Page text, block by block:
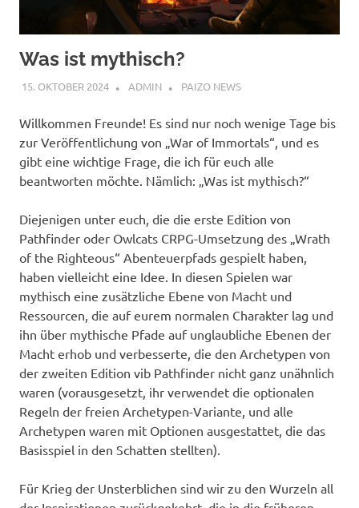
Was ist mythisch?
15. OKTOBER 2024 ADMIN PAIZO NEWS
Willkommen Freunde! Es sind nur noch wenige Tage bis
zur Veröffentlichung von „War of Immortals“, und es
gibt eine wichtige Frage, die ich für euch alle
beantworten möchte. Nämlich: „Was ist mythisch?“
Diejenigen unter euch, die die erste Edition von
Pathfinder oder Owlcats CRPG-Umsetzung des „Wrath
of the Righteous“ Abenteuerpfads gespielt haben,
haben vielleicht eine Idee. In diesen Spielen war
mythisch eine zusätzliche Ebene von Macht und
Ressourcen, die auf eurem normalen Charakter lag und
ihn über mythische Pfade auf unglaubliche Ebenen der
Macht erhob und verbesserte, die den Archetypen von
der zweiten Edition vib Pathfinder nicht ganz unähnlich
waren (vorausgesetzt, ihr verwendet die optionalen
Regeln der freien Archetypen-Variante, und alle
Archetypen waren mit Optionen ausgestattet, die das
Basisspiel in den Schatten stellten).
Für Krieg der Unsterblichen sind wir zu den Wurzeln all